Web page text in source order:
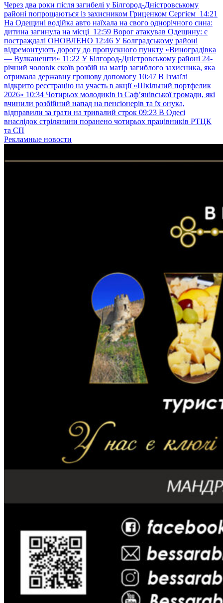
Через два роки після загибелі у Білгород-Дністровському
районі попрощаються із захисником Гриценком Сергієм 14:21
На Одещині водійка авто наїхала на свого однорічного сина:
дитина загинула на місці 12:59 Ворог атакував Одещину: є
постраждалі ОНОВЛЕНО 12:46 У Болградському районі
відремонтують дорогу до пропускного пункту «Виноградівка
— Вулканешти» 11:22 У Білгород-Дністровському районі 24-
річний чоловік скоїв розбій на матір загиблого захисника, яка
отримала державну грошову допомогу 10:47 В Ізмаїлі
відкрито реєстрацію на участь в акції «Шкільний портфелик
2026» 10:34 Чотирьох молодиків із Саф’янівської громади, які
вчинили розбійний напад на пенсіонерів та їх онука,
відправили за ґрати на тривалий строк 09:23 В Одесі
внаслідок стрілянини поранено чотирьох працівників РТЦК
та СП
Рекламные новости